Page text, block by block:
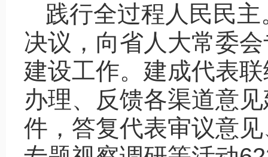
践行全过程人民民
决议，向省人大常委
建设工作。建成代表
办理、反馈各渠道意
件，答复代表审议意